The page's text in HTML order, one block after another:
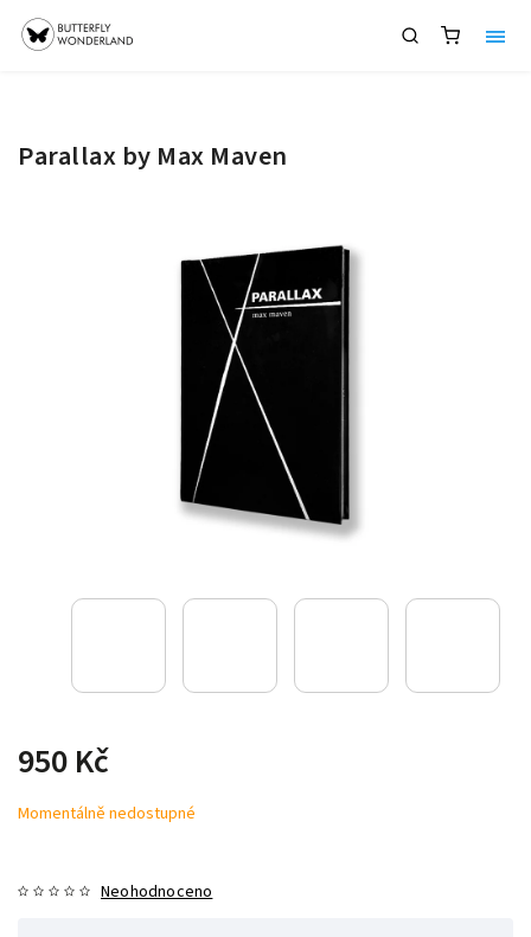
Parallax by Max Maven
950 Kč
Momentálně nedostupné
Neohodnoceno